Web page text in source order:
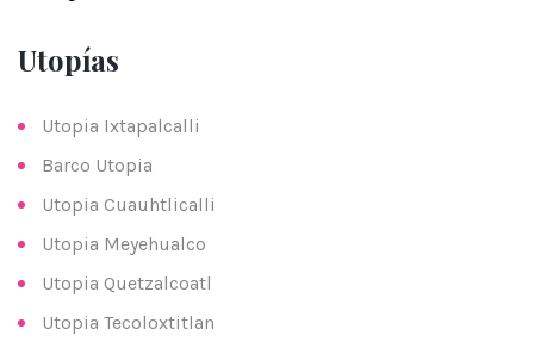
Utopías
Utopia Ixtapalcalli
Barco Utopia
Utopia Cuauhtlicalli
Utopia Meyehualco
Utopia Quetzalcoatl
Utopia Tecoloxtitlan